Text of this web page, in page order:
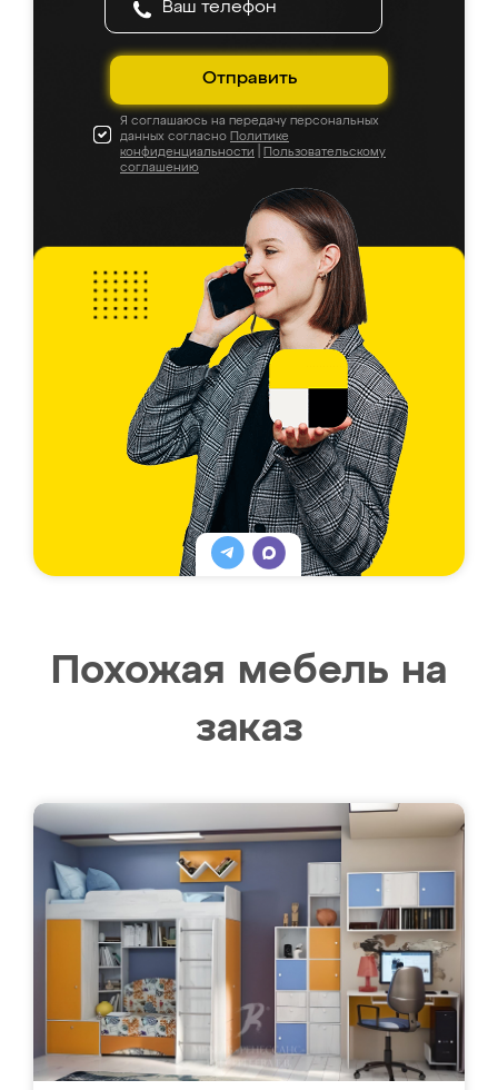
Отправить
Я соглашаюсь на передачу персональных
данных согласно Политике
конфиденциальности
Пользовательскому
соглашению
Похожая мебель на
заказ